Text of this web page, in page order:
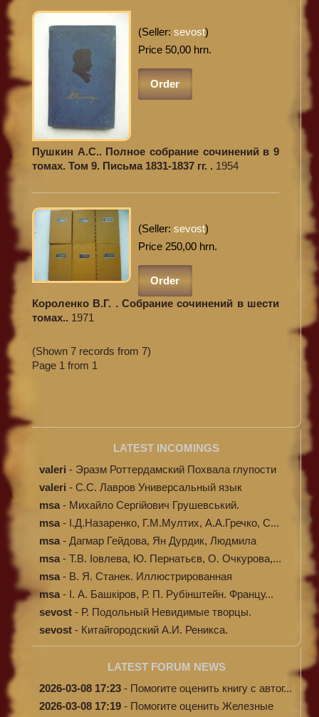
(Seller: sevost)
Price 50,00 hrn.
Order
Пушкин А.С.. Полное собрание сочинений в 9
томах. Том 9. Письма 1831-1837 гг. . 1954
(Seller: sevost)
Price 250,00 hrn.
Order
Короленко В.Г. . Собрание сочинений в шести
томах.. 1971
(Shown 7 records from 7)
Page 1 from 1
LATEST INCOMINGS
valeri - Эразм Роттердамский Похвала глупости
valeri - C.С. Лавров Универсальный язык
программи...
msa - Михайло Сергійович Грушевський.
Ілюстров...
msa - І.Д.Назаренко, Г.М.Мултих, А.А.Гречко, С...
msa - Дагмар Гейдова, Ян Дурдик, Людмила
Кибал...
msa - Т.В. Іовлева, Ю. Пернатьєв, О. Очкурова,...
msa - В. Я. Станек. Иллюстрированная
энциклопе...
msa - І. А. Башкіров, Р. П. Рубінштейн. Францу...
sevost - Р. Подольный Невидимые творцы.
sevost - Китайгородский А.И. Реникса.
LATEST FORUM NEWS
2026-03-08 17:23 - Помогите оценить книгу с автог...
2026-03-08 17:19 - Помогите оценить Железные